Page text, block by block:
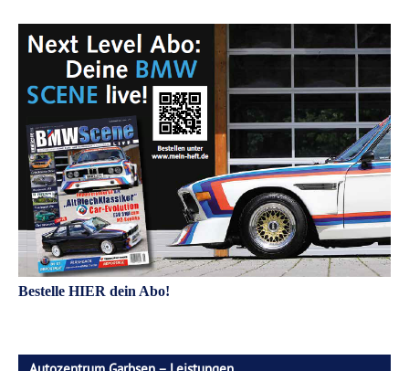
Bestelle HIER dein Abo!